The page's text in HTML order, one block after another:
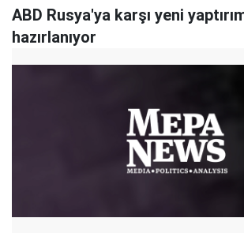
ABD Rusya'ya karşı yeni
hazırlanıyor